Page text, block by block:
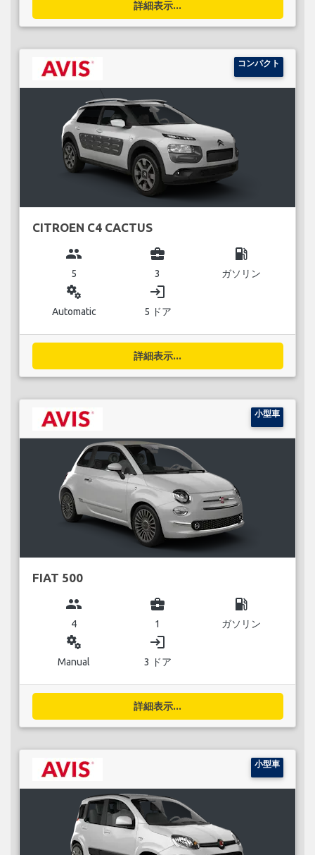
詳細表示...
コンパクト
CITROEN C4 CACTUS
group
5
business_center
3
local_gas_station
ガソリン
miscellaneous_services
Automatic
login
5 ドア
詳細表示...
小型車
FIAT 500
group
4
business_center
1
local_gas_station
ガソリン
miscellaneous_services
Manual
login
3 ドア
詳細表示...
小型車